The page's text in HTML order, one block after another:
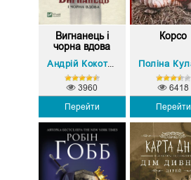
Вигнанець і
чорна вдова
Андрій Кокотюха
Перейти
3960
Корсо
Перейти
6418